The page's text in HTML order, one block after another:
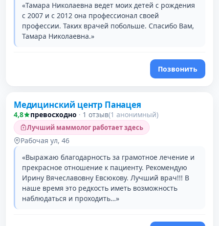
«Тамара Николаевна ведет моих детей с рождения
с 2007 и с 2012 она профессионал своей
профессии. Таких врачей побольше. Спасибо Вам,
Тамара Николаевна.»
Позвонить
Медицинский центр Панацея
4,8 превосходно · 1 отзыв(1 анонимный)
Лучший маммолог работает здесь
Рабочая ул, 46
«Выражаю благодарность за грамотное лечение и
прекрасное отношение к пациенту. Рекомендую
Ирину Вячеславовну Евсюкову. Лучший врач!!! В
наше время это редкость иметь возможность
наблюдаться и проходить…»